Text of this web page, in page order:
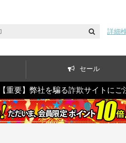
詳細
セール
【重要】弊社を騙る詐欺サイトにご